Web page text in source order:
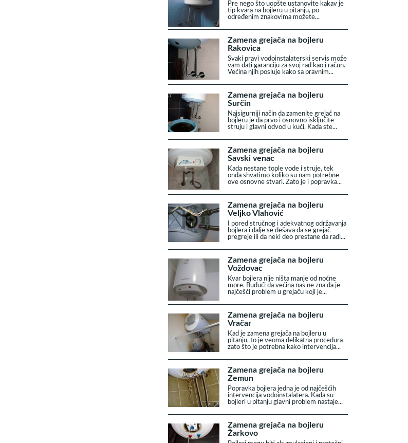
Pre nego što uopšte ustanovite kakav je
tip kvara na bojleru u pitanju, po
određenim znakovima možete...
Zamena grejača na bojleru
Rakovica
Svaki pravi vodoinstalaterski servis može
vam dati garanciju za svoj rad kao i račun.
Većina njih posluje kako sa pravnim...
Zamena grejača na bojleru
Surčin
Najsigurniji način da zamenite grejač na
bojleru je da prvo i osnovno isključite
struju i glavni odvod u kući. Kada ste...
Zamena grejača na bojleru
Savski venac
Kada nestane tople vode i struje, tek
onda shvatimo koliko su nam potrebne
ove osnovne stvari. Zato je i popravka...
Zamena grejača na bojleru
Veljko Vlahović
I pored stručnog i adekvatnog održavanja
bojlera i dalje se dešava da se grejač
pregreje ili da neki deo prestane da radi...
Zamena grejača na bojleru
Voždovac
Kvar bojlera nije ništa manje od noćne
more. Budući da većina nas ne zna da je
najčešći problem u grejaču koji je...
Zamena grejača na bojleru
Vračar
Kad je zamena grejača na bojleru u
pitanju, to je veoma delikatna procedura
zato što je potrebna kako intervencija...
Zamena grejača na bojleru
Zemun
Popravka bojlera jedna je od najčešćih
intervencija vodoinstalatera. Kada su
bojleri u pitanju glavni problem nastaje...
Zamena grejača na bojleru
Žarkovo